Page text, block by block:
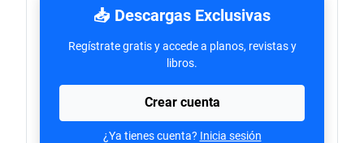
📥 Descargas Exclusivas
Regístrate gratis y accede a planos, revistas y
libros.
Crear cuenta
¿Ya tienes cuenta? Inicia sesión